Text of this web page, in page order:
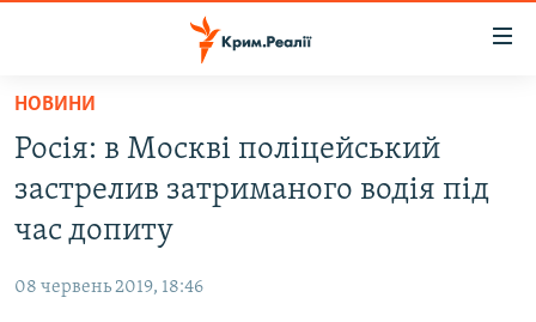
Перейти
основного
матеріалу
Перейти
основної
навігації
ВІДЕО ТА ФОТО
БЛОГИ
НОВИНИ
Росія: в Москві поліцейський
застрелив затриманого водія під
час допиту
08 червень 2019, 18:46